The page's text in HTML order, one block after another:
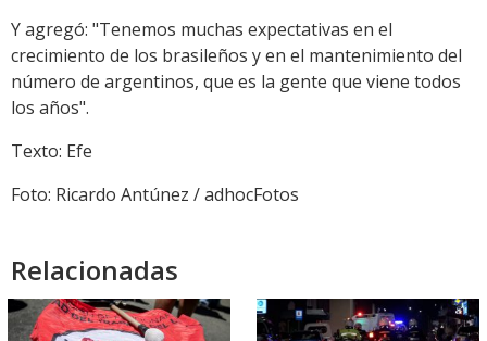
Y agregó: "Tenemos muchas expectativas en el
crecimiento de los brasileños y en el mantenimiento del
número de argentinos, que es la gente que viene todos
los años".
Texto: Efe
Foto: Ricardo Antúnez / adhocFotos
Relacionadas